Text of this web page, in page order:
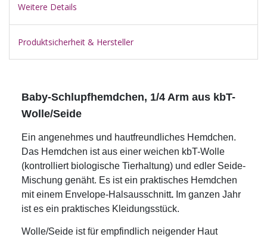
Weitere Details
Produktsicherheit & Hersteller
Baby-Schlupfhemdchen, 1/4 Arm aus kbT-
Wolle/Seide
Ein angenehmes und hautfreundliches Hemdchen.
Das Hemdchen ist aus einer weichen kbT-Wolle
(kontrolliert biologische Tierhaltung) und edler Seide-
Mischung genäht. Es ist ein praktisches Hemdchen
mit einem Envelope-Halsausschnitt. Im ganzen Jahr
ist es ein praktisches Kleidungsstück.
Wolle/Seide ist für empfindlich neigender Haut